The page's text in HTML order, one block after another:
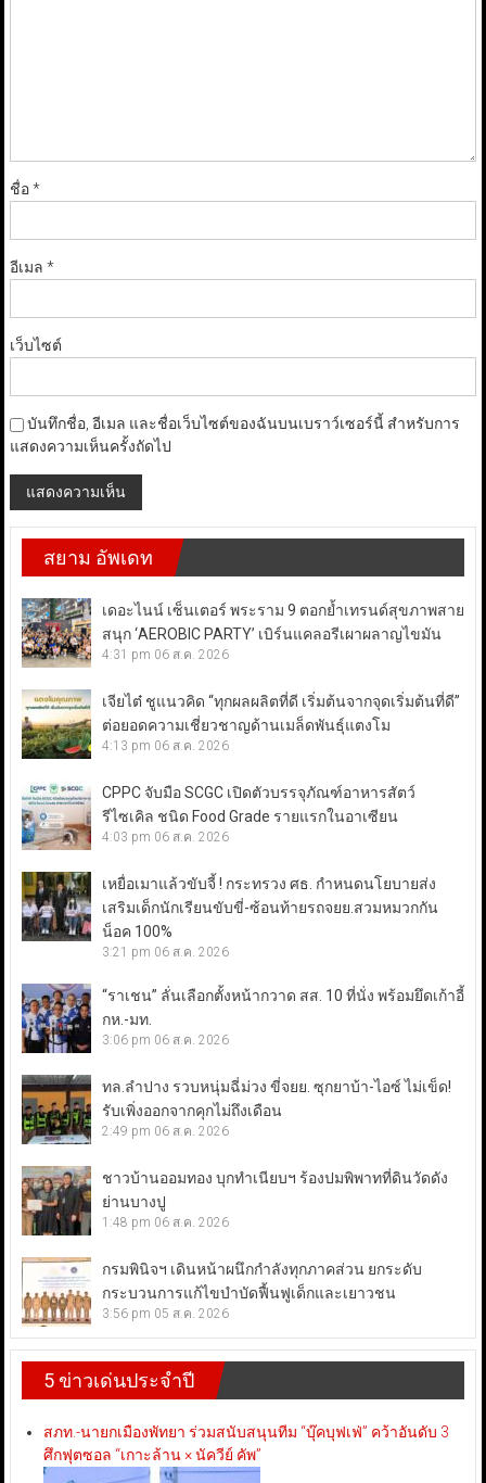
ชื่อ*
อีเมล *
เว็บไซต์
บันทึกชื่อ, อีเมล และชื่อเว็บไซต์ของฉันบนเบราว์เซอร์นี้ สำหรับการ
แสดงความเห็นครั้งถัดไป
สยาม อัพเดท
เดอะไนน์ เซ็นเตอร์ พระราม 9 ตอกย้ำเทรนด์สุขภาพสาย
สนุก ‘AEROBIC PARTY’ เบิร์นแคลอรีเผาผลาญไขมัน
4:31 pm 06 ส.ค. 2026
เจียไต๋ ชูแนวคิด “ทุกผลผลิตที่ดี เริ่มต้นจากจุดเริ่มต้นที่ดี”
ต่อยอดความเชี่ยวชาญด้านเมล็ดพันธุ์แตงโม
4:13 pm 06 ส.ค. 2026
CPPC จับมือ SCGC เปิดตัวบรรจุภัณฑ์อาหารสัตว์
รีไซเคิล ชนิด Food Grade รายแรกในอาเซียน
4:03 pm 06 ส.ค. 2026
เหยื่อเมาแล้วขับจี้ ! กระทรวง ศธ. กำหนดนโยบายส่ง
เสริมเด็กนักเรียนขับขี่-ซ้อนท้ายรถจยย.สวมหมวกกัน
น็อค 100%
3:21 pm 06 ส.ค. 2026
“ราเชน” ลั่นเลือกตั้งหน้ากวาด สส. 10 ที่นั่ง พร้อมยึดเก้าอี้
กห.-มท.
3:06 pm 06 ส.ค. 2026
ทล.ลำปาง รวบหนุ่มฉี่ม่วง ขี่จยย. ซุกยาบ้า-ไอซ์ ไม่เข็ด!
รับเพิ่งออกจากคุกไม่ถึงเดือน
2:49 pm 06 ส.ค. 2026
ชาวบ้านออมทอง บุกทำเนียบฯ ร้องปมพิพาทที่ดินวัดดัง
ย่านบางปู
1:48 pm 06 ส.ค. 2026
กรมพินิจฯ เดินหน้าผนึกกำลังทุกภาคส่วน ยกระดับ
กระบวนการแก้ไขบำบัดฟื้นฟูเด็กและเยาวชน
3:56 pm 05 ส.ค. 2026
5 ข่าวเด่นประจำปี
สภท.-นายกเมืองพัทยา ร่วมสนับสนุนทีม “บุ๊คบุฟเฟ่” คว้าอันดับ 3
ศึกฟุตซอล “เกาะล้าน × นัควีย์ คัพ”